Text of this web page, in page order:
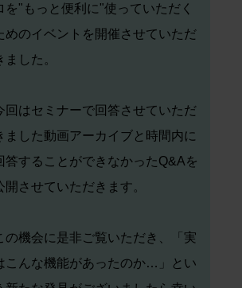
を"もっと便利に"使っていただく
めのイベントを開催させていただ
ました。
回はセミナーで回答させていただ
ました動画アーカイブと時間内に
答することができなかったQ&Aを
開させていただきます。
の機会に是非ご覧いただき、「実
こんな機能があったのか…」とい